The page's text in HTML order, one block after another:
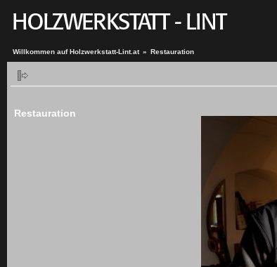
Willkommen auf Holzwerkstatt-Lint.at » Restauration
Restauration